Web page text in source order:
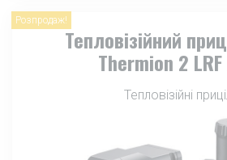
Розпродаж!
Тепловізійний
Thermion 2
Тепловізійні